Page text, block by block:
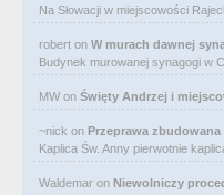
Na Słowacji w miejscowości
robert on W murach dawnej
Budynek murowanej synagogi w
MW on Święty Andrzej i
~nick on Przeprawa zbudowana
Kaplica Św. Anny pierwotnie
Waldemar on Niewolniczy